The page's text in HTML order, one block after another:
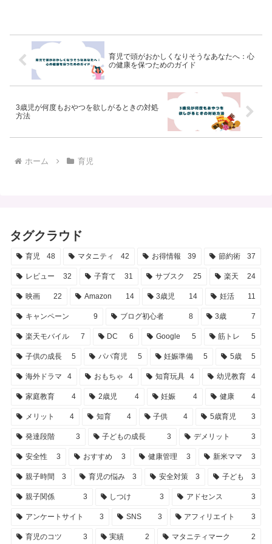
育児で頭がおかしくなりそうなあなたへ：心
の健康を保つためのガイド
3歳児が何度もおやつを欲しがるときの対処
方法
ホーム 育児
タグクラウド
育児 48 マタニティ 42 お得情報 39 節約術 37
レビュー 32 子育て 31 サブスク 25 楽天 24
映画 22 Amazon 14 3歳児 14 妊活 11
キャンペーン 9 ブログ初心者 8 3歳 7
楽天モバイル 7 DC 6 Google 5 筋トレ 5
子供の成長 5 パパ育児 5 妊娠準備 5 5歳 5
海外ドラマ 4 おもちゃ 4 知育玩具 4 幼児教育 4
家庭教育 4 2歳児 4 妊娠 4 健康 4
メリット 4 知育 4 子供 4 5歳育児 3
発達段階 3 子どもの成長 3 デメリット 3
安全性 3 おすすめ 3 健康管理 3 新米ママ 3
親子時間 3 育児の悩み 3 安全対策 3 子ども 3
親子関係 3 しつけ 3 アドセンス 3
アンケートサイト 3 SNS 3 アフィリエイト 3
育児のコツ 3 実績 2 マタニティマーク 2